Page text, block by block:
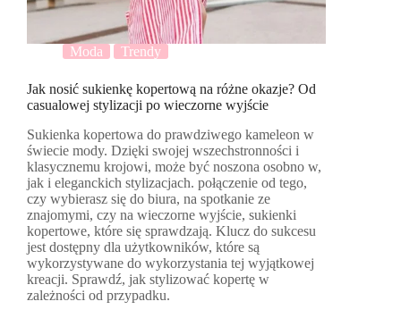
Moda Trendy
Jak nosić sukienkę kopertową na różne okazje? Od
casualowej stylizacji po wieczorne wyjście
Sukienka kopertowa do prawdziwego kameleon w
świecie mody. Dzięki swojej wszechstronności i
klasycznemu krojowi, może być noszona osobno w,
jak i eleganckich stylizacjach. połączenie od tego,
czy wybierasz się do biura, na spotkanie ze
znajomymi, czy na wieczorne wyjście, sukienki
kopertowe, które się sprawdzają. Klucz do sukcesu
jest dostępny dla użytkowników, które są
wykorzystywane do wykorzystania tej wyjątkowej
kreacji. Sprawdź, jak stylizować kopertę w
zależności od przypadku.